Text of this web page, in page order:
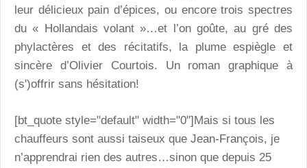
leur délicieux pain d’épices, ou encore trois spectres
du « Hollandais volant »…et l’on goûte, au gré des
phylactères et des récitatifs, la plume espiègle et
sincère d’Olivier Courtois. Un roman graphique à
(s')offrir sans hésitation!
[bt_quote style="default" width="0"]Mais si tous les
chauffeurs sont aussi taiseux que Jean-François, je
n’apprendrai rien des autres…sinon que depuis 25